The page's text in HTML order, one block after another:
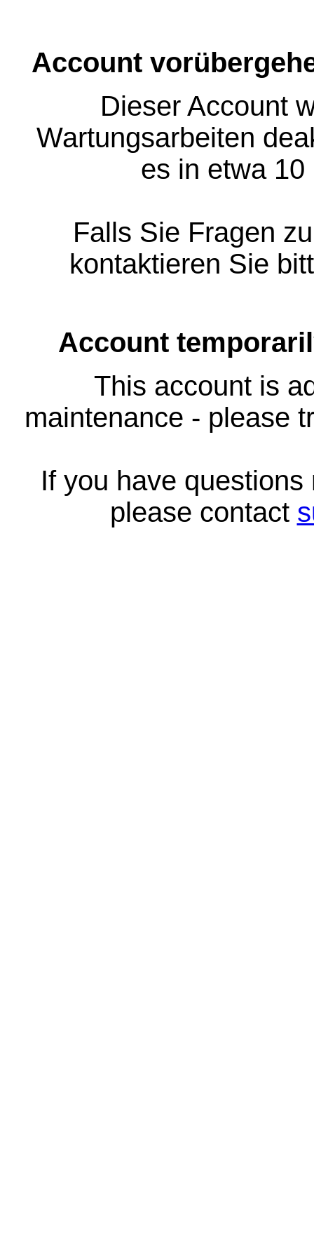
Account
Dieser Account
Wartungsarbeiten
es in etwa
Falls Sie Fragen
kontaktieren Sie
Account
This account is
maintenance - please
If you have
please contact